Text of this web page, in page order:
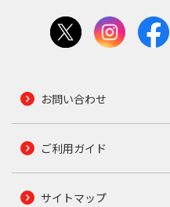
お問い合わせ
ご利用ガイド
サイトマップ